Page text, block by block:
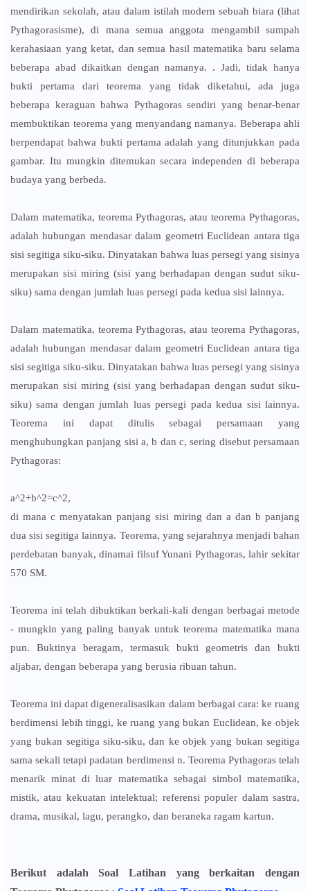
mendirikan sekolah, atau dalam istilah modern sebuah biara (lihat
Pythagorasisme), di mana semua anggota mengambil sumpah
kerahasiaan yang ketat, dan semua hasil matematika baru selama
beberapa abad dikaitkan dengan namanya. . Jadi, tidak hanya
bukti pertama dari teorema yang tidak diketahui, ada juga
beberapa keraguan bahwa Pythagoras sendiri yang benar-benar
membuktikan teorema yang menyandang namanya. Beberapa ahli
berpendapat bahwa bukti pertama adalah yang ditunjukkan pada
gambar. Itu mungkin ditemukan secara independen di beberapa
budaya yang berbeda.
Dalam matematika, teorema Pythagoras, atau teorema Pythagoras,
adalah hubungan mendasar dalam geometri Euclidean antara tiga
sisi segitiga siku-siku. Dinyatakan bahwa luas persegi yang sisinya
merupakan sisi miring (sisi yang berhadapan dengan sudut siku-
siku) sama dengan jumlah luas persegi pada kedua sisi lainnya.
Dalam matematika, teorema Pythagoras, atau teorema Pythagoras,
adalah hubungan mendasar dalam geometri Euclidean antara tiga
sisi segitiga siku-siku. Dinyatakan bahwa luas persegi yang sisinya
merupakan sisi miring (sisi yang berhadapan dengan sudut siku-
siku) sama dengan jumlah luas persegi pada kedua sisi lainnya.
Teorema ini dapat ditulis sebagai persamaan yang
menghubungkan panjang sisi a, b dan c, sering disebut persamaan
Pythagoras:
a^2+b^2=c^2,
di mana c menyatakan panjang sisi miring dan a dan b panjang
dua sisi segitiga lainnya. Teorema, yang sejarahnya menjadi bahan
perdebatan banyak, dinamai filsuf Yunani Pythagoras, lahir sekitar
570 SM.
Teorema ini telah dibuktikan berkali-kali dengan berbagai metode
- mungkin yang paling banyak untuk teorema matematika mana
pun. Buktinya beragam, termasuk bukti geometris dan bukti
aljabar, dengan beberapa yang berusia ribuan tahun.
Teorema ini dapat digeneralisasikan dalam berbagai cara: ke ruang
berdimensi lebih tinggi, ke ruang yang bukan Euclidean, ke objek
yang bukan segitiga siku-siku, dan ke objek yang bukan segitiga
sama sekali tetapi padatan berdimensi n. Teorema Pythagoras telah
menarik minat di luar matematika sebagai simbol matematika,
mistik, atau kekuatan intelektual; referensi populer dalam sastra,
drama, musikal, lagu, perangko, dan beraneka ragam kartun.
Berikut adalah Soal Latihan yang berkaitan dengan